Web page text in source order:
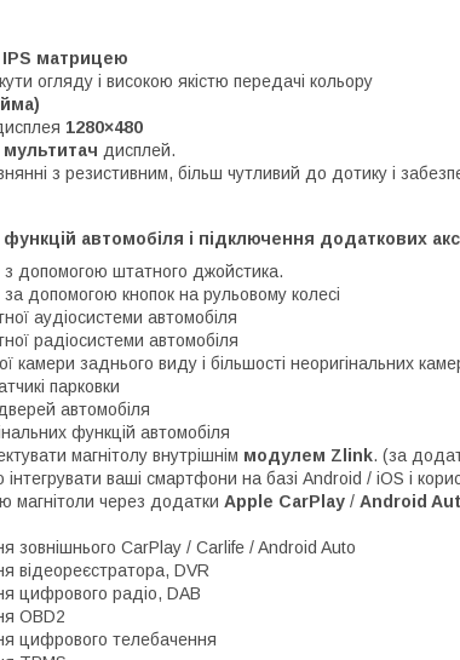
IPS матрицею
огляду і високою якістю передачі кольору
1280×480
мультитач дисплей.
з резистивним, більш чутливий до дотику і
автомобіля і підключення додаткових
з допомогою штатного джойстика.
допомогою кнопок на рульовому колесі
аудіосистеми автомобіля
радіосистеми автомобіля
камери заднього виду і більшості неоригінальних
парковки
автомобіля
функцій автомобіля
магнітолу внутрішнім модулем Zlink. (за
інтегрувати ваші смартфони на базі Android / iOS і
магнітоли через додатки Apple CarPlay / Android
зовнішнього CarPlay / Carlife / Android Auto
відеореєстратора, DVR
цифрового радіо, DAB
OBD2
цифрового телебачення